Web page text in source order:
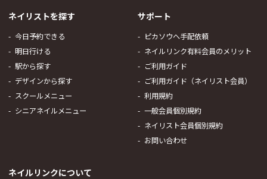
ネイリストを探す
今日予約できる
明日行ける
駅から探す
デザインから探す
スクールメニュー
シニアネイルメニュー
サポート
ピカソウへ手配依頼
ネイルリンク有料会員のメリット
ご利用ガイド
ご利用ガイド（ネイリスト会員）
利用規約
一般会員個別規約
ネイリスト会員個別規約
お問い合わせ
ネイルリンクについて